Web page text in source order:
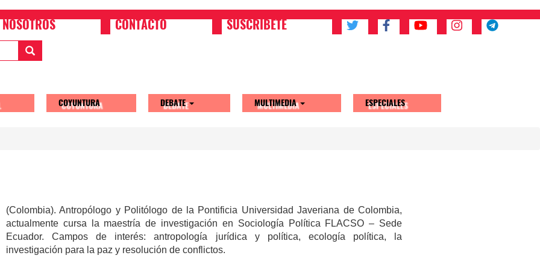
NOSOTROS CONTACTO SUSCRIBETE
COYUNTURA DEBATE MULTIMEDIA ESPECIALES
(Colombia). Antropólogo y Politólogo de la Pontificia Universidad Javeriana de Colombia,
actualmente cursa la maestría de investigación en Sociología Política FLACSO – Sede
Ecuador.Campos de interés: antropología jurídica y política, ecología política, la
investigación para la paz y resolución de conflictos.